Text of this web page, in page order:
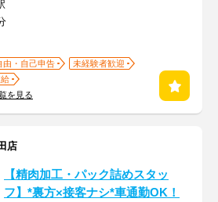
由・自己申告
未経験者歓迎
を見る
店
【精肉加工・パック詰めスタッ
フ】*裏方×接客ナシ*車通勤OK！